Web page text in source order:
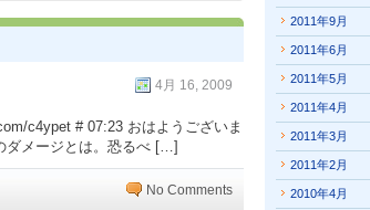
4月 16, 2009
c4ypet # 07:23 おはようございま
ダメージとは。恐るべ […]
No Comments
2011年9月
2011年6月
2011年5月
2011年4月
2011年3月
2011年2月
2010年4月